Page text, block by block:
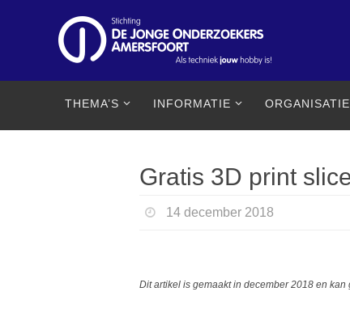
THEMA’S INFORMATIE ORGANISATIE
Gratis 3D print
14 december 2018
Dit artikel is gemaakt in december 2018 en